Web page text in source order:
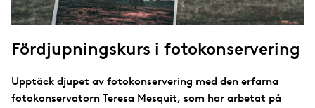
t
g
Fördjupningskurs i fotokonservering
Upptäck djupet av fotokonservering med den erfarna
fotokonservatorn Teresa Mesquit, som har arbetat på